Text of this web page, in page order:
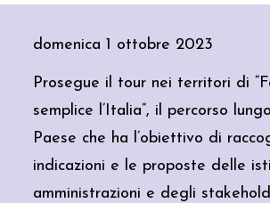
domenica 1 ottobre 2023
Prosegue il tour nei territori di
semplice l’Italia”, il percorso
Paese che ha l’obiettivo di
indicazioni e le proposte delle
amministrazioni e degli